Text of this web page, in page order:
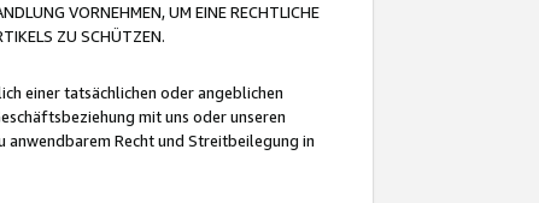
VORNEHMEN, UM EINE RECHTLICHE
ZU SCHÜTZEN.
einer tatsächlichen oder angeblichen
mit uns oder unseren
Recht und Streitbeilegung in